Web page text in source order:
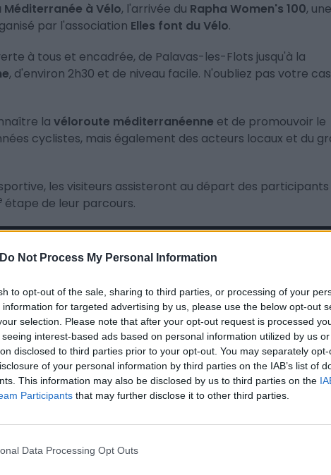
Do Not Process My Personal Information
to opt-out of the sale, sharing to third parties, or processing of your
information for targeted advertising by us, please use the below opt-out
selection. Please note that after your opt-out request is processed
interest-based ads based on personal information utilized by us
disclosed to third parties prior to your opt-out. You may separately
of your personal information by third parties on the IAB’s list of
This information may also be disclosed by us to third parties on the
Participants that may further disclose it to other third parties.
Data Processing Opt Outs
Méditerranée à Vélo, l'arrivée du Rapha Women's 100, une
par l'association Elles font du Vélo.
à tous et encadrée, de Palavas-les-Flots jusqu'à la
, d'environ 2h30 et de niveau facile. N'oubliez pas votre
la véloroute méditerranéenne et de promouvoir le
cyclistes, mais également des acteurs locaux et du
les visiteurs assisteront au départ des participants
étape de leur parcours.